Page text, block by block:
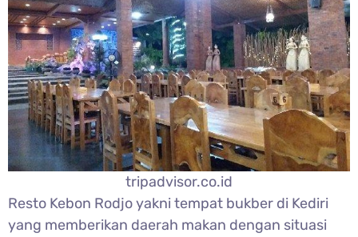
tripadvisor.co.id
Resto Kebon Rodjo yakni tempat bukber di Kediri
yang memberikan daerah makan dengan situasi